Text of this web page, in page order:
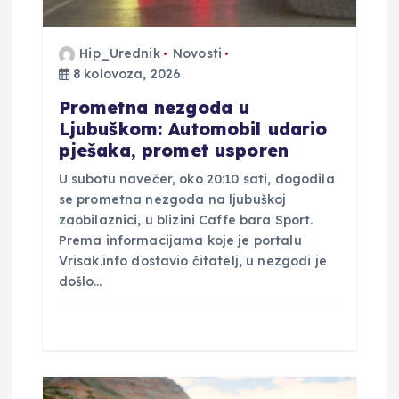
a
Hip_Urednik
Novosti
8 kolovoza, 2026
Prometna nezgoda u
Ljubuškom: Automobil udario
pješaka, promet usporen
U subotu navečer, oko 20:10 sati, dogodila
se prometna nezgoda na ljubuškoj
zaobilaznici, u blizini Caffe bara Sport.
Prema informacijama koje je portalu
Vrisak.info dostavio čitatelj, u nezgodi je
došlo…